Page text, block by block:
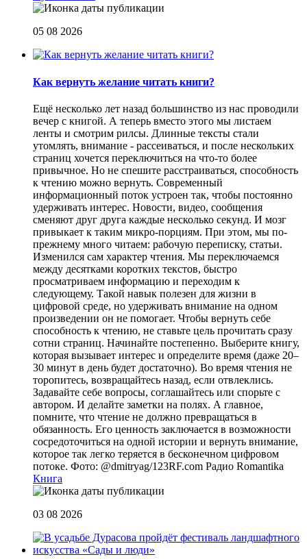
05 08 2026
Как вернуть желание читать книги?
Eщё несколько лет назад большинство из нас проводили
вечер с книгой. А теперь вместо этого мы листаем
ленты и смотрим рилсы. Длинные тексты стали
утомлять, внимание - рассеиваться, и после нескольких
страниц хочется переключиться на что-то более
привычное. Но не спешите расстраиваться, способность
к чтению можно вернуть. Современный
информационный поток устроен так, чтобы постоянно
удерживать интерес. Новости, видео, сообщения
сменяют друг друга каждые несколько секунд. И мозг
привыкает к таким микро-порциям. При этом, мы по-
прежнему много читаем: рабочую переписку, статьи.
Изменился сам характер чтения. Мы переключаемся
между десятками коротких текстов, быстро
просматриваем информацию и переходим к
следующему. Такой навык полезен для жизни в
цифровой среде, но удерживать внимание на одном
произведении он не помогает. Чтобы вернуть себе
способность к чтению, не ставьте цель прочитать сразу
сотни страниц. Начинайте постепенно. Выберите книгу,
которая вызывает интерес и определите время (даже 20–
30 минут в день будет достаточно). Во время чтения не
торопитесь, возвращайтесь назад, если отвлеклись.
Задавайте себе вопросы, соглашайтесь или спорьте с
автором. И делайте заметки на полях. А главное,
помните, что чтение не должно превращаться в
обязанность. Его ценность заключается в возможности
сосредоточиться на одной истории и вернуть внимание,
которое так легко теряется в бесконечном цифровом
потоке. Фото: @dmitryag/123RF.com Радио Romantika
Книга
03 08 2026